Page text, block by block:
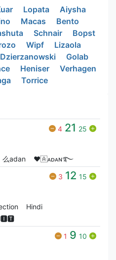
Lopata
Aiysha
Macas
Bento
Schnair
Bopst
Wipf
Lizaola
Dzierzanowski
Golab
Heniser
Verhagen
Torrice
4 21 25
么adan ❤🇦ᴀᴅᴀɴ࿐
3 12 15
Hindi
1 9 10